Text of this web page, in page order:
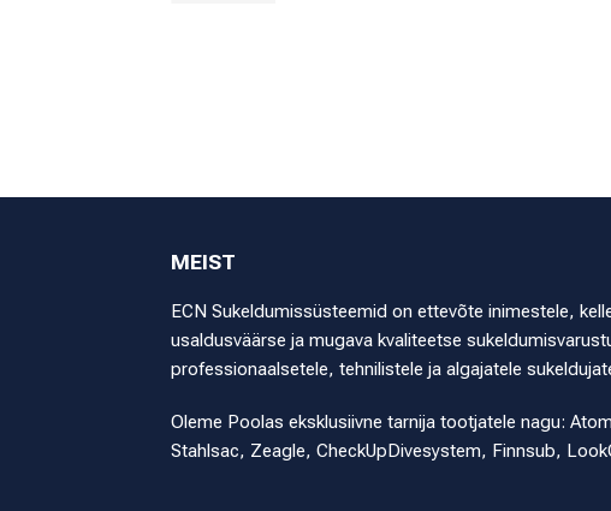
MEIST
ECN Sukeldumissüsteemid on ettevõte inimestele,
usaldusväärse ja mugava kvaliteetse
professionaalsetele, tehnilistele ja algajatele
Oleme Poolas eksklusiivne tarnija tootjatele nagu:
Stahlsac, Zeagle, CheckUpDivesystem, Finnsub,